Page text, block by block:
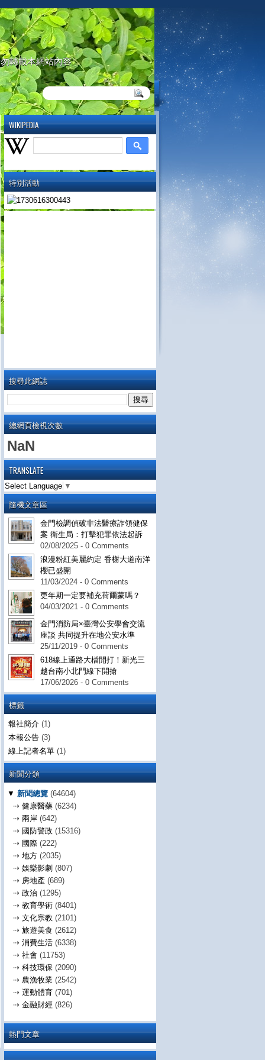
轉載本網站內容
WIKIPEDIA
特別活動
搜尋此網誌
總網頁檢視次數
NaN
TRANSLATE
Select Language ▼
隨機文章區
金門檢調偵破非法醫療詐領健保
案 衛生局：打擊犯罪依法起訴
02/08/2025 - 0 Comments
浪漫粉紅美麗約定 香榭大道南洋
櫻已盛開
11/03/2024 - 0 Comments
更年期一定要補充荷爾蒙嗎？
04/03/2021 - 0 Comments
金門消防局×臺灣公安學會交流
座談 共同提升在地公安水準
25/11/2019 - 0 Comments
618線上通路大檔開打！新光三
越台南小北門線下開搶
17/06/2026 - 0 Comments
標籤
報社簡介 (1)
本報公告 (3)
線上記者名單 (1)
新聞分類
▼ 新聞總覽 (64604)
⇢ 健康醫藥 (6234)
⇢ 兩岸 (642)
⇢ 國防警政 (15316)
⇢ 國際 (222)
⇢ 地方 (2035)
⇢ 娛樂影劇 (807)
⇢ 房地產 (689)
⇢ 政治 (1295)
⇢ 教育學術 (8401)
⇢ 文化宗教 (2101)
⇢ 旅遊美食 (2612)
⇢ 消費生活 (6338)
⇢ 社會 (11753)
⇢ 科技環保 (2090)
⇢ 農漁牧業 (2542)
⇢ 運動體育 (701)
⇢ 金融財經 (826)
熱門文章